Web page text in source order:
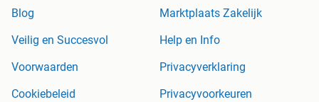
Blog
Marktplaats Zakelijk
Veilig en Succesvol
Help en Info
Voorwaarden
Privacyverklaring
Cookiebeleid
Privacyvoorkeuren